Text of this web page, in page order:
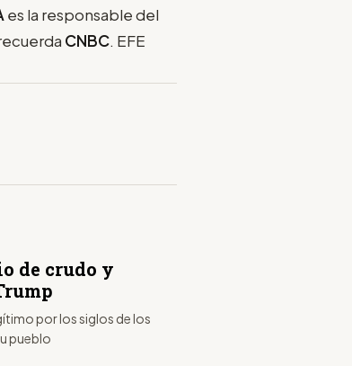
es la responsable del
CNBC. EFE
de crudo y
por los siglos de los
pueblo